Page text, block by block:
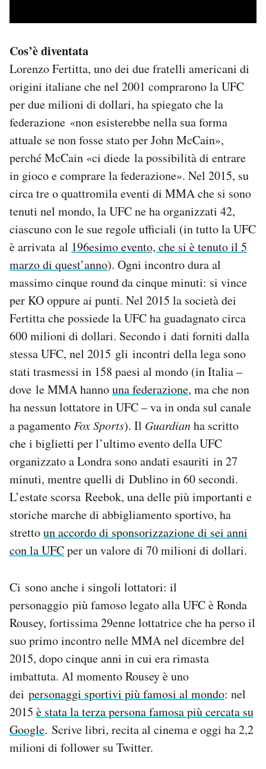
Cos’è diventata
Lorenzo Fertitta, uno dei due fratelli americani di
origini italiane che nel 2001 comprarono la UFC
per due milioni di dollari, ha spiegato che la
federazione «non esisterebbe nella sua forma
attuale se non fosse stato per John McCain»,
perché McCain «ci diede la possibilità di entrare
in gioco e comprare la federazione». Nel 2015, su
circa tre o quattromila eventi di MMA che si sono
tenuti nel mondo, la UFC ne ha organizzati 42,
ciascuno con le sue regole ufficiali (in tutto la UFC
è arrivata al 196esimo evento, che si è tenuto il 5
marzo di quest’anno). Ogni incontro dura al
massimo cinque round da cinque minuti: si vince
per KO oppure ai punti. Nel 2015 la società dei
Fertitta che possiede la UFC ha guadagnato circa
600 milioni di dollari. Secondo i dati forniti dalla
stessa UFC, nel 2015 gli incontri della lega sono
stati trasmessi in 158 paesi al mondo (in Italia –
dove le MMA hannouna federazione, ma che non
ha nessun lottatore in UFC – va in onda sul canale
a pagamento Fox Sports). Il Guardianha scritto
che i biglietti per l’ultimo evento della UFC
organizzato a Londra sono andati esauriti in 27
minuti, mentre quelli di Dublino in 60 secondi.
L’estate scorsa Reebok, una delle più importanti e
storiche marche di abbigliamento sportivo, ha
strettoun accordo di sponsorizzazione di sei anni
con la UFCper un valore di 70 milioni di dollari.
Ci sono anche i singoli lottatori: il
personaggio più famoso legato alla UFC è Ronda
Rousey, fortissima 29enne lottatrice che ha perso il
suo primo incontro nelle MMA nel dicembre del
2015, dopo cinque anni in cui era rimasta
imbattuta. Al momento Rousey è uno
dei personaggi sportivi più famosi al mondo: nel
2015 è stata la terza persona famosa più cercata su
Google. Scrive libri, recita al cinema e oggi ha 2,2
milioni di follower su Twitter.